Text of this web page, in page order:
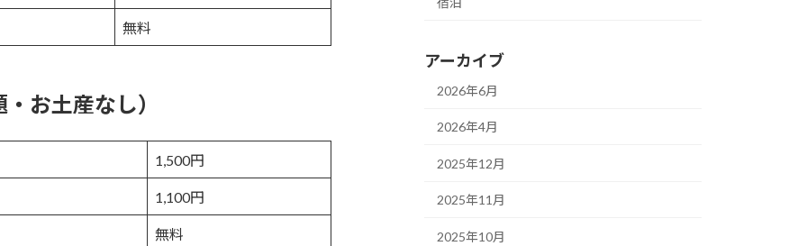
無料
お土産なし）
1,500円
1,100円
無料
アーカイブ
2026年6月
2026年4月
2025年12月
2025年11月
2025年10月